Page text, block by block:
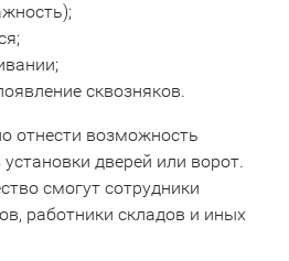
сквозняков.
отнести возможность
дверей или ворот.
смогут сотрудники
работники складов и иных